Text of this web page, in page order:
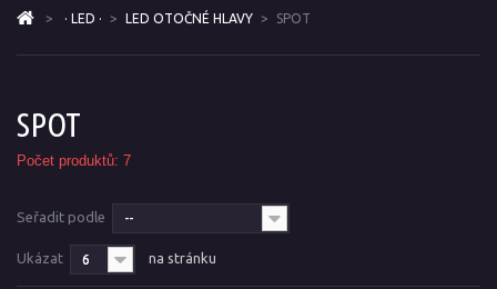
> · LED · > LED OTOČNÉ HLAVY > SPOT
SPOT
Počet produktů: 7
Seřadit podle --
Ukázat 6 na stránku